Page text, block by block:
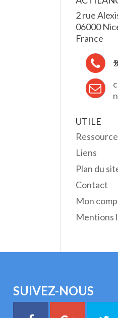
2 rue
06000
France
UTILE
Liens
Plan du
Contact
Mon
Mentions
SUIVEZ-NOUS